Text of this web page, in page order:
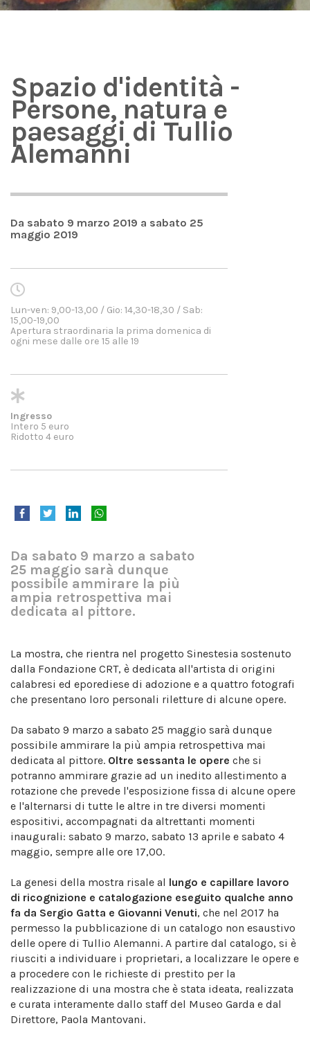
Spazio d'identità -
Persone, natura e
paesaggi di Tullio
Alemanni
Da sabato 9 marzo 2019 a sabato 25
maggio 2019
Lun-ven: 9,00-13,00 / Gio: 14,30-18,30 / Sab:
15,00-19,00
Apertura straordinaria la prima domenica di
ogni mese dalle ore 15 alle 19
Ingresso
Intero 5 euro
Ridotto 4 euro
Da sabato 9 marzo a sabato
25 maggio sarà dunque
possibile ammirare la più
ampia retrospettiva mai
dedicata al pittore.
La mostra, che rientra nel progetto Sinestesia sostenuto
dalla Fondazione CRT, è dedicata all'artista di origini
calabresi ed eporediese di adozione e a quattro fotografi
che presentano loro personali riletture di alcune opere.
Da sabato 9 marzo a sabato 25 maggio sarà dunque
possibile ammirare la più ampia retrospettiva mai
dedicata al pittore. Oltre sessanta le opere che si
potranno ammirare grazie ad un inedito allestimento a
rotazione che prevede l'esposizione fissa di alcune opere
e l'alternarsi di tutte le altre in tre diversi momenti
espositivi, accompagnati da altrettanti momenti
inaugurali: sabato 9 marzo, sabato 13 aprile e sabato 4
maggio, sempre alle ore 17,00.
La genesi della mostra risale al lungo e capillare lavoro
di ricognizione e catalogazione eseguito qualche anno
fa da Sergio Gatta e Giovanni Venuti, che nel 2017 ha
permesso la pubblicazione di un catalogo non esaustivo
delle opere di Tullio Alemanni. A partire dal catalogo, si è
riusciti a individuare i proprietari, a localizzare le opere e
a procedere con le richieste di prestito per la
realizzazione di una mostra che è stata ideata, realizzata
e curata interamente dallo staff del Museo Garda e dal
Direttore, Paola Mantovani.